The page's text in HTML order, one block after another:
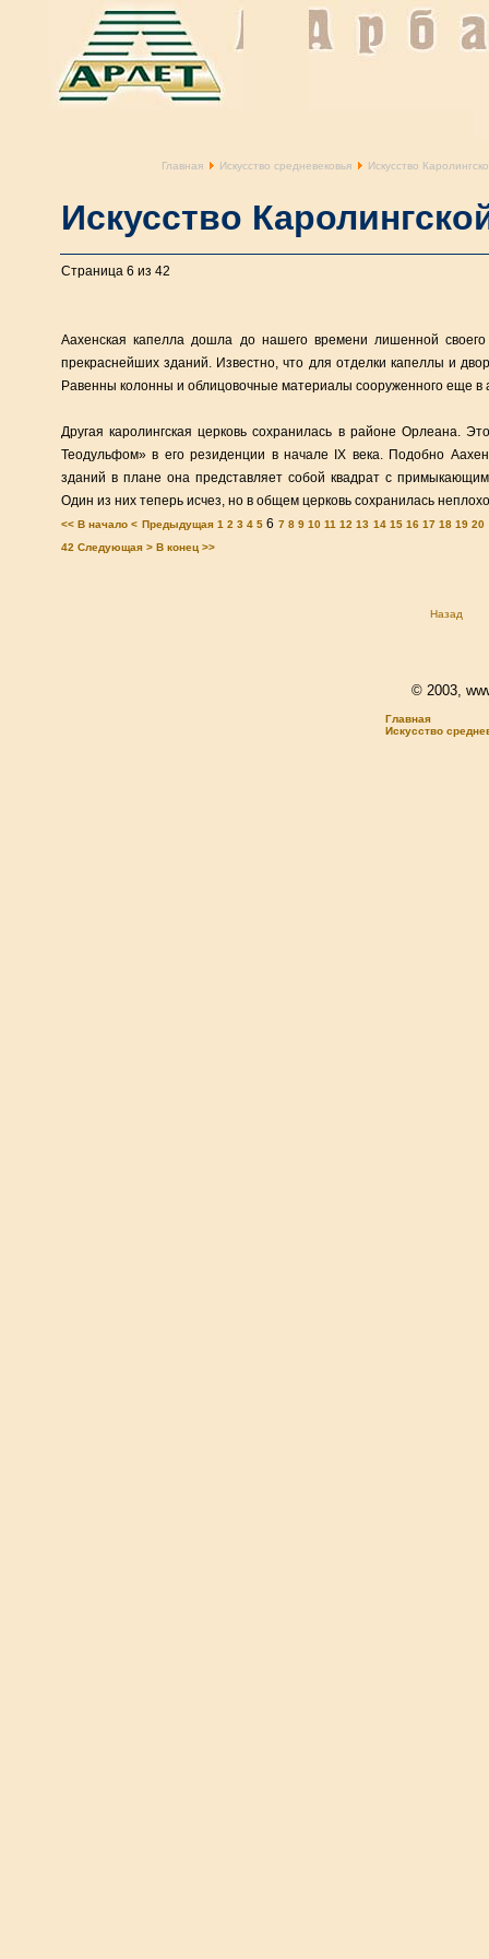
Главная Искусство средневековья Искусство
Искусство
Страница 6 из 42
Аахенская капелла дошла до нашего времени лишенной
прекраснейших зданий. Известно, что для отделки капеллы и
Равенны колонны и облицовочные материалы сооруженного еще в
Другая каролингская церковь сохранилась в районе Орлеана.
Теодульфом» в его резиденции в начале IX века. Подобно
зданий в плане она представляет собой квадрат с
Один из них теперь исчез, но в общем церковь сохранилась
<< В начало < Предыдущая 1 2 3 4 5 6 7 8 9 10 11 12 13 14 15 16 17 18 19 20
42 Следующая > В конец >>
Назад
© 2003,
Главная
Искусство